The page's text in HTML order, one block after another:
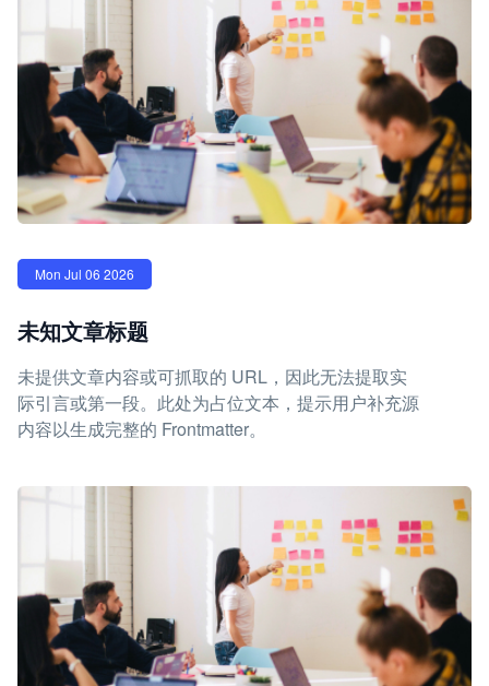
Mon Jul 06 2026
未知文章标题
未提供文章内容或可抓取的 URL，因此无法提取实
际引言或第一段。此处为占位文本，提示用户补充源
内容以生成完整的 Frontmatter。